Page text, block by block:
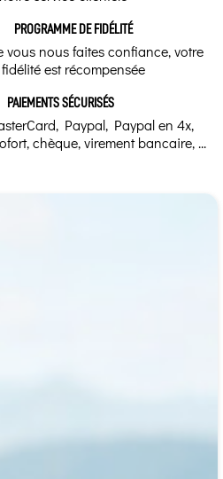
PROGRAMME DE FIDÉLITÉ
vous nous faites confiance, votre
fidélité est récompensée
PAIEMENTS SÉCURISÉS
Paypal, Paypal en 4x,
chèque, virement bancaire, ...